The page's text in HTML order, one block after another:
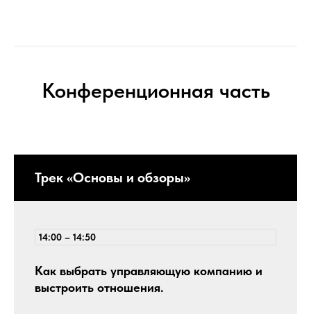
Конференционная часть
Трек «Основы и обзоры»
14:00 – 14:50
Как выбрать управляющую компанию и
выстроить отношения.